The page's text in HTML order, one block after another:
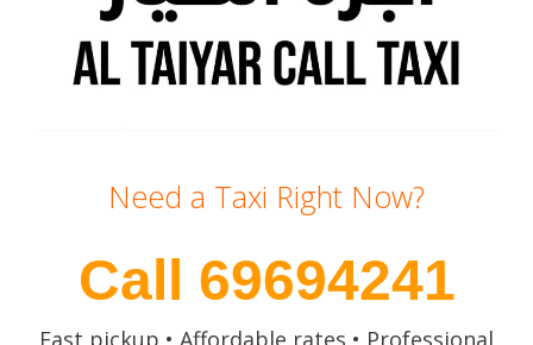
Need a Taxi Right Now?
Call 69694241
Fast pickup • Affordable rates • Professional